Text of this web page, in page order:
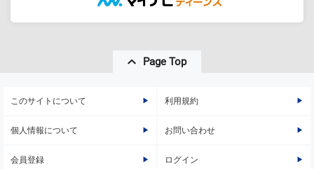
Page Top
このサイトについて 利用規約
個人情報について お問い合わせ
会員登録 ログイン